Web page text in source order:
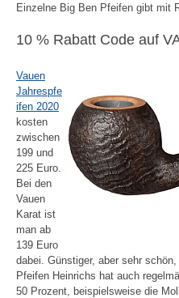
Einzelne Big Ben Pfeifen gibt mit
10 % Rabatt Code auf
Vauen
Jahrespfe
ifen 2020
kosten
zwischen
199 und
225 Euro.
Bei den
Vauen
Karat ist
man ab
139 Euro
dabei. Günstiger, aber sehr
Pfeifen Heinrichs hat auch
50 Prozent, beispielsweise die